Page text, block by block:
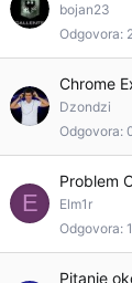
bojan23
Odgovora
Chrome
Dzondzi
Odgovora
E
Problem
Elm1r
Odgovora
Pitanje